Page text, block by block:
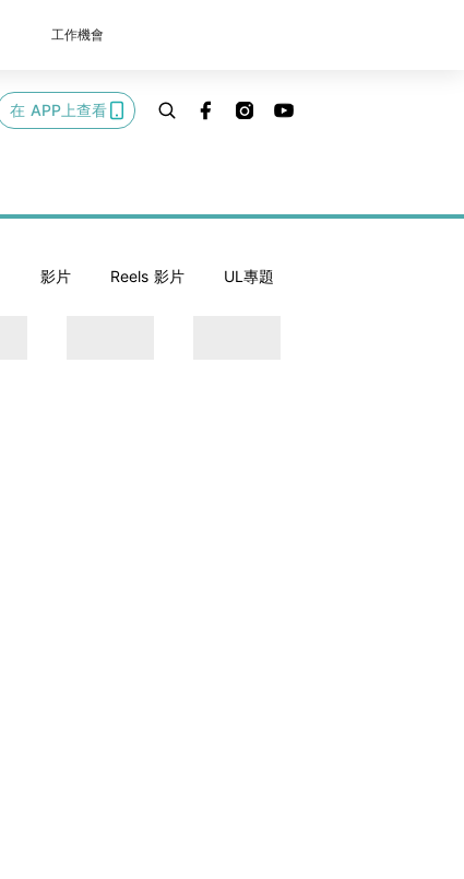
工作機會
在 APP上查看
影片 Reels 影片 UL專題